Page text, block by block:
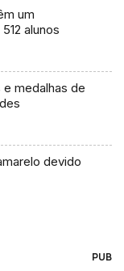
um
alunos
medalhas de
devido
PUB